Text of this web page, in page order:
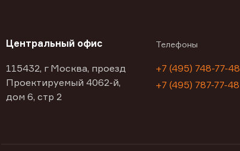
Центральный офис
115432, г Москва, проезд
Проектируемый 4062-й,
дом 6, стр 2
Телефоны
+7 (495) 748-77-48
+7 (495) 787-77-48